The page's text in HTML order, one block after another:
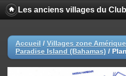
Les anciens villages du
Accueil / Villages zone
Paradise Island (Bahamas) /